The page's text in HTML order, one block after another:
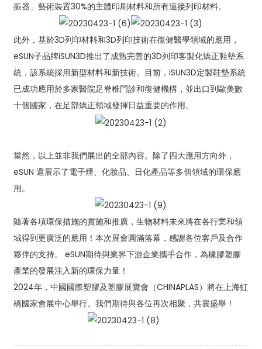
振器」藝術裝置30%的主體印刷材料和所有連接列印材料。
此外，基於3D列印材料和3D列印技術在復健醫學領域的應用，
eSUN子品牌iSUN3D推出了成熟完善的3D列印客製化矯正鞋墊系
統，該系統採用新型材料和新技術。目前，iSUN3D定製鞋墊系統
已成功應用於多家醫院足脊椎門診和復健機構，並出口到歐美數
十個國家，在足部矯正領域發揮日益重要的作用。
當然，以上並非我們展出的全部內容。除了四大應用方向外，
eSUN 還展示了電子煙、化妝品、日化產品等多個領域的環保應
用。
隨著各項環保措施的實施和推廣，生物材料未來將在各行業和領
域得到更廣泛的應用！本次展會圓滿落幕，感謝各位客戶及合作
夥伴的支持。 eSUN期待與業界下游企業攜手合作，為橡膠塑膠
產業的發展注入新的環保力量！
2024年，中國國際塑膠及塑膠展覽會（CHINAPLAS）將在上海虹
橋國家會展中心舉行。我們期待與各位再次相聚，共襄盛舉！